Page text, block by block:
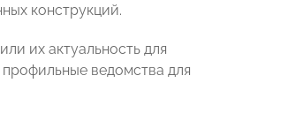
конструкций.
их актуальность для
ведомства для